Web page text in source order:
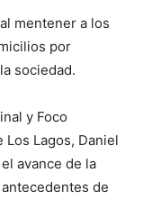
mentener a los
por
sociedad.
y Foco
Los Lagos, Daniel
avance de la
de